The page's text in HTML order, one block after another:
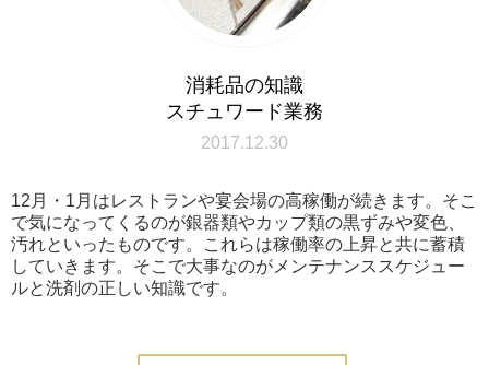
消耗品の知識
スチュワード業務
2017.12.30
12月・1月はレストランや宴会場の高稼働が続きます。そこ
で気になってくるのが銀器類やカップ類の黒ずみや変色、
汚れといったものです。これらは稼働率の上昇と共に蓄積
していきます。そこで大事なのがメンテナンススケジュー
ルと洗剤の正しい知識です。